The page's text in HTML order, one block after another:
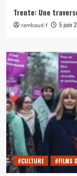
Trente: Une
rambaud-f 5 juin
#CULTURE #FILMS